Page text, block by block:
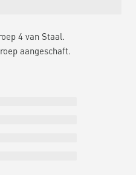
4 van Staal.
aangeschaft.